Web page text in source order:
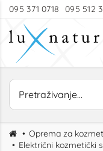
095 371 0718 095 512
Oprema za
Električni kozmetički